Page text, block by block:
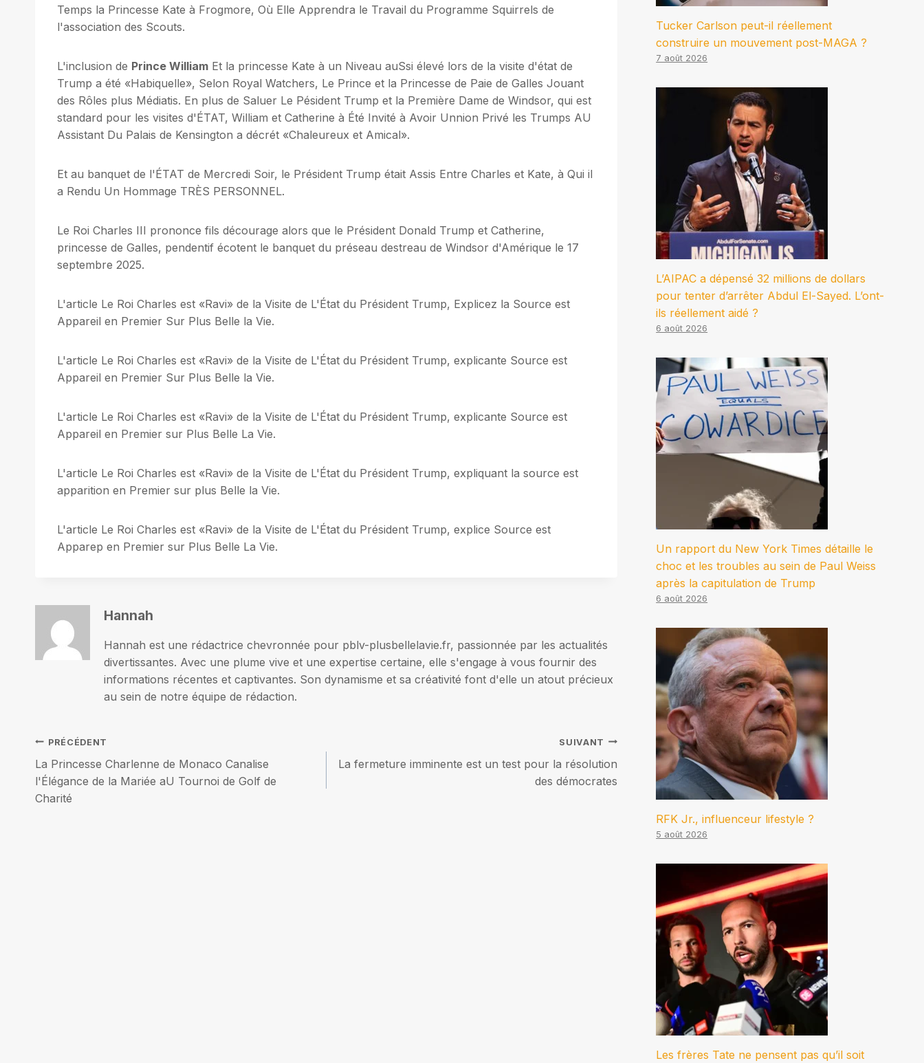
Temps la Princesse Kate à Frogmore, Où Elle Apprendra le Travail du Programme Squirrels de
l'association des Scouts.
L'inclusion de Prince William Et la princesse Kate à un Niveau auSsi élevé lors de la visite d'état de
Trump a été «Habiquelle», Selon Royal Watchers, Le Prince et la Princesse de Paie de Galles Jouant
des Rôles plus Médiatis. En plus de Saluer Le Pésident Trump et la Première Dame de Windsor, qui est
standard pour les visites d'ÉTAT, William et Catherine à Été Invité à Avoir Unnion Privé les Trumps AU
Assistant Du Palais de Kensington a décrét «Chaleureux et Amical».
Et au banquet de l'ÉTAT de Mercredi Soir, le Président Trump était Assis Entre Charles et Kate, à Qui il
a Rendu Un Hommage TRÈS PERSONNEL.
Le Roi Charles III prononce fils décourage alors que le Président Donald Trump et Catherine,
princesse de Galles, pendentif écotent le banquet du préseau destreau de Windsor d'Amérique le 17
septembre 2025.
L'article Le Roi Charles est «Ravi» de la Visite de L'État du Président Trump, Explicez la Source est
Appareil en Premier Sur Plus Belle la Vie.
L'article Le Roi Charles est «Ravi» de la Visite de L'État du Président Trump, explicante Source est
Appareil en Premier Sur Plus Belle la Vie.
L'article Le Roi Charles est «Ravi» de la Visite de L'État du Président Trump, explicante Source est
Appareil en Premier sur Plus Belle La Vie.
L'article Le Roi Charles est «Ravi» de la Visite de L'État du Président Trump, expliquant la source est
apparition en Premier sur plus Belle la Vie.
L'article Le Roi Charles est «Ravi» de la Visite de L'État du Président Trump, explice Source est
Apparep en Premier sur Plus Belle La Vie.
Hannah
Hannah est une rédactrice chevronnée pour pblv-plusbellelavie.fr, passionnée par les actualités
divertissantes. Avec une plume vive et une expertise certaine, elle s'engage à vous fournir des
informations récentes et captivantes. Son dynamisme et sa créativité font d'elle un atout précieux
au sein de notre équipe de rédaction.
Navigation
de
PRÉCÉDENT
La Princesse Charlenne de Monaco Canalise
l'Élégance de la Mariée aU Tournoi de Golf de
Charité
SUIVANT
La fermeture imminente est un test pour la résolution
des démocrates
Tucker Carlson peut-il réellement
construire un mouvement post-MAGA ?
7 août 2026
L’AIPAC a dépensé 32 millions de dollars
pour tenter d’arrêter Abdul El-Sayed. L’ont-
ils réellement aidé ?
6 août 2026
Un rapport du New York Times détaille le
choc et les troubles au sein de Paul Weiss
après la capitulation de Trump
6 août 2026
RFK Jr., influenceur lifestyle ?
5 août 2026
Les frères Tate ne pensent pas qu’il soit